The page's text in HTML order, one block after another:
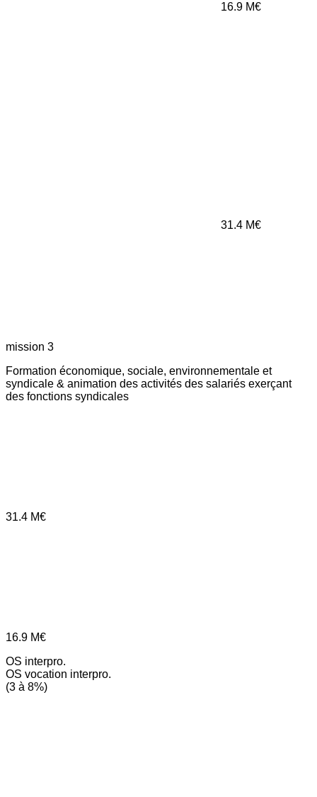
16.9 M€
31.4 M€
mission 3
Formation économique, sociale, environnementale et
syndicale & animation des activités des salariés exerçant
des fonctions syndicales
31.4 M€
16.9 M€
OS interpro.
OS vocation interpro.
(3 à 8%)